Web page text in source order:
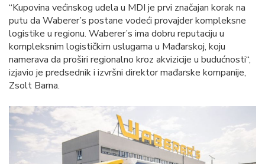
“Kupovina većinskog udela u MDI je prvi značajan korak na
putu da Waberer’s postane vodeći provajder kompleksne
logistike u regionu. Waberer’s ima dobru reputaciju u
kompleksnim logističkim uslugama u Mađarskoj, koju
namerava da proširi regionalno kroz akvizicije u budućnosti“,
izjavio je predsednik i izvršni direktor mađarske kompanije,
Zsolt Barna.